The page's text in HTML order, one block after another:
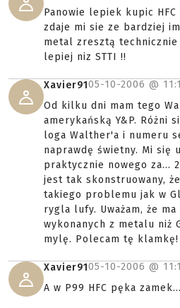
Panowie lepiek kupic
zdaje mi sie ze bardziej
metal zresztą
lepiej niz STTI !!
Xavier9105-10-2006 @
Od kilku dni mam tego
amerykańską Y&P. Różni
loga Walther'a i numeru
naprawdę świetny. Mi się
praktycznie nowego za...
jest tak skonstruowany,
takiego problemu jak w
rygla lufy. Uważam, że
wykonanych z metalu niż
mylę. Polecam tę klamkę!
Xavier9105-10-2006 @
A w P99 HFC pęka